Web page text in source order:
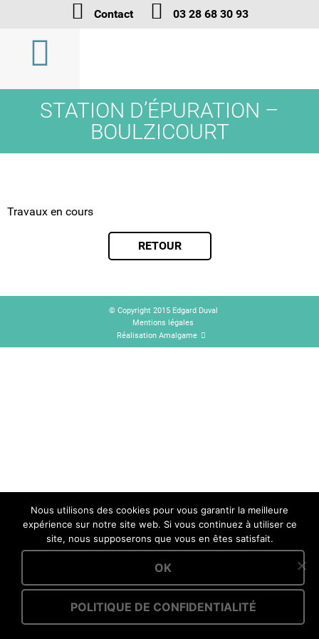
Contact 03 28 68 30 93
STATION D’ÉPURATION –
BOULZICOURT
Travaux en cours
RETOUR
© Copyright 2015 Edgard Duval
Mentions légales
Réalisation Amalgame
Nous utilisons des cookies pour vous garantir la meilleure
expérience sur notre site web. Si vous continuez à utiliser ce
site, nous supposerons que vous en êtes satisfait.
OK
POLITIQUE DE CONFIDENTIALITÉ